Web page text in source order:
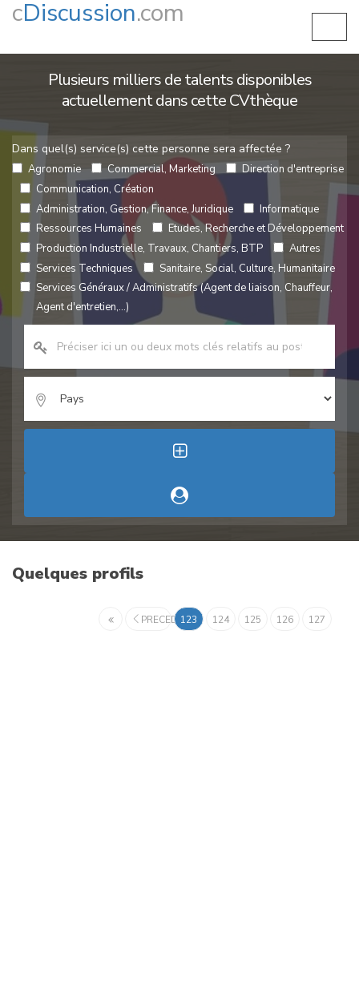
cDiscussion.com
Plusieurs milliers de talents disponibles
actuellement dans cette CVthèque
Dans quel(s) service(s) cette personne sera affectée ?
Agronomie Commercial, Marketing
Direction d'entreprise
Communication, Création
Administration, Gestion, Finance, Juridique
Informatique
Ressources Humaines
Etudes, Recherche et Développement
Production Industrielle, Travaux, Chantiers, BTP
Autres
Services Techniques
Sanitaire, Social, Culture, Humanitaire
Services Généraux / Administratifs (Agent de liaison, Chauffeur,
Agent d'entretien,...)
Quelques profils
PRECEDENT
123 124 125 126 127